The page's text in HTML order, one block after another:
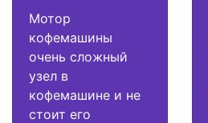
Мотор
кофемашины
очень сложный
узел в
кофемашине и не
стоит его